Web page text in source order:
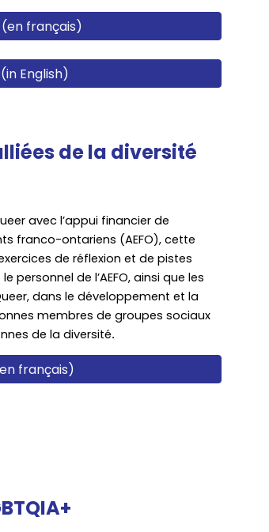
français)
English)
de la diversité
avec l’appui financier de
franco-ontariens (AEFO), cette
de réflexion et de pistes
personnel de l’AEFO, ainsi que les
dans le développement et la
membres de groupes sociaux
de la diversité.
français)